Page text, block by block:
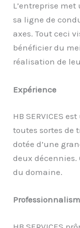
L’entreprise
sa ligne de
axes. Tout ceci
bénéficier du
réalisation de
Expérience
HB SERVICES
toutes sortes de
dotée d’une
deux
du domaine.